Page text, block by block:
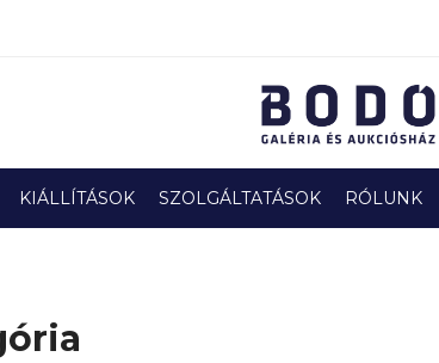
KIÁLLÍTÁSOK SZOLGÁLTATÁSOK RÓLUNK